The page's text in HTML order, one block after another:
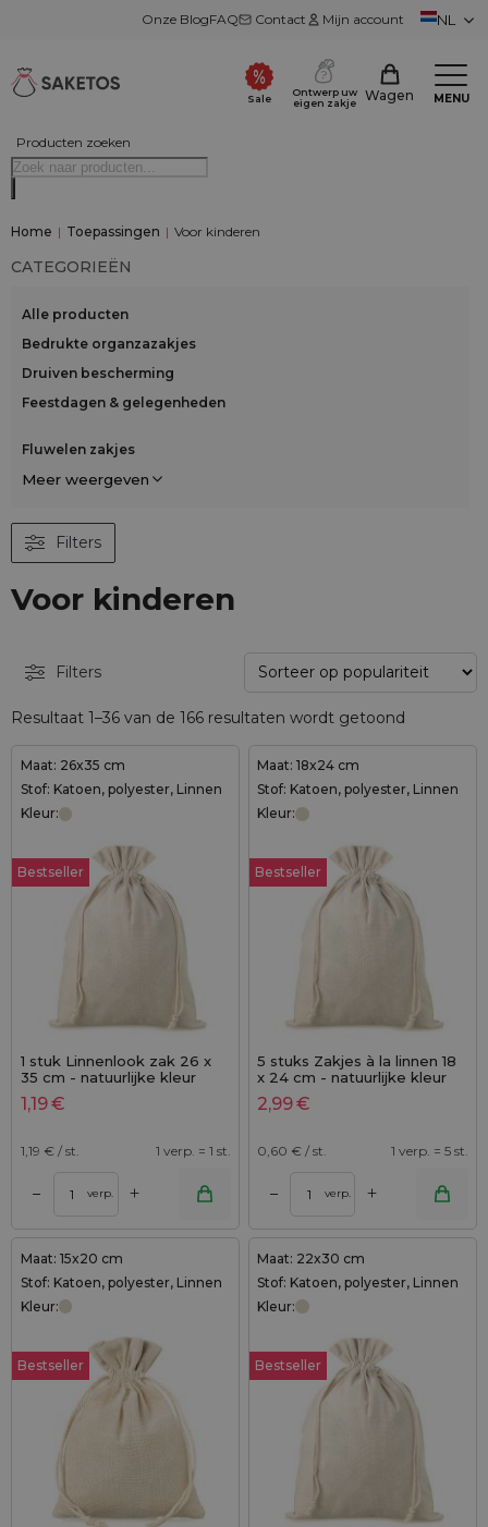
Onze BlogFAQ Contact Mijn account NL
Producten zoeken
Sale
Ontwerp uw
eigen zakje
Wagen MENU
Home | Toepassingen | Voor kinderen
CATEGORIEËN
Alle producten
Bedrukte organzazakjes
Druiven bescherming
Feestdagen & gelegenheden
Fluwelen zakjes
Meer weergeven
Filters
Voor kinderen
Filters
Resultaat 1–36 van de 166 resultaten wordt getoond
Maat: 26x35 cm
Stof: Katoen, polyester, Linnen
Kleur:
Bestseller
1 stuk Linnenlook zak 26 x
35 cm - natuurlijke kleur
1,19€
1,19 € / st. 1 verp. = 1 st.
– verp. +
Maat: 18x24 cm
Stof: Katoen, polyester, Linnen
Kleur:
Bestseller
5 stuks Zakjes à la linnen 18
x 24 cm - natuurlijke kleur
2,99€
0,60 € / st. 1 verp. = 5 st.
– verp. +
Maat: 15x20 cm
Stof: Katoen, polyester, Linnen
Kleur:
Bestseller
Maat: 22x30 cm
Stof: Katoen, polyester, Linnen
Kleur:
Bestseller